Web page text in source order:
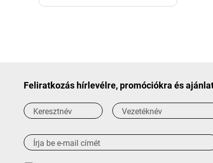
Feliratkozás hírlevélre, promóciókra és